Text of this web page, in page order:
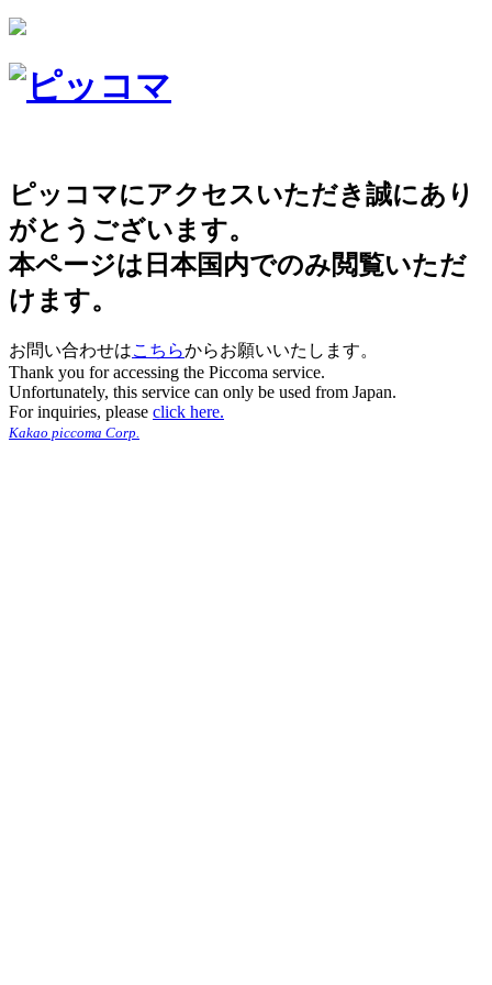
ピッコマにアクセスいただき誠にあり
がとうございます。
本ページは日本国内でのみ閲覧いただ
けます。
お問い合わせはこちらからお願いいたします。
Thank you for accessing the Piccoma service.
Unfortunately, this service can only be used from Japan.
For inquiries, please click here.
Kakao piccoma Corp.